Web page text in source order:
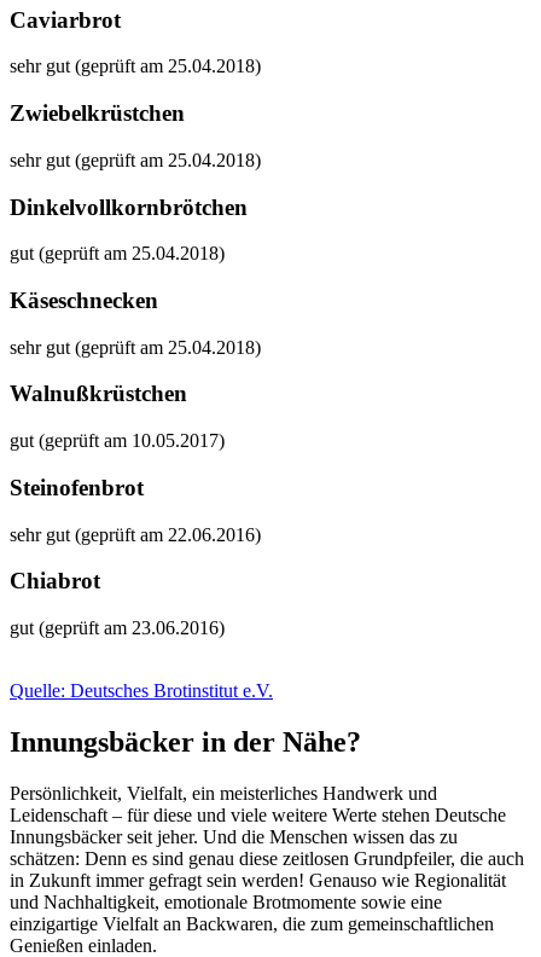
Caviarbrot
sehr gut (geprüft am 25.04.2018)
Zwiebelkrüstchen
sehr gut (geprüft am 25.04.2018)
Dinkelvollkornbrötchen
gut (geprüft am 25.04.2018)
Käseschnecken
sehr gut (geprüft am 25.04.2018)
Walnußkrüstchen
gut (geprüft am 10.05.2017)
Steinofenbrot
sehr gut (geprüft am 22.06.2016)
Chiabrot
gut (geprüft am 23.06.2016)
Quelle: Deutsches Brotinstitut e.V.
Innungsbäcker in der Nähe?
Persönlichkeit, Vielfalt, ein meisterliches Handwerk und
Leidenschaft – für diese und viele weitere Werte stehen Deutsche
Innungsbäcker seit jeher. Und die Menschen wissen das zu
schätzen: Denn es sind genau diese zeitlosen Grundpfeiler, die auch
in Zukunft immer gefragt sein werden! Genauso wie Regionalität
und Nachhaltigkeit, emotionale Brotmomente sowie eine
einzigartige Vielfalt an Backwaren, die zum gemeinschaftlichen
Genießen einladen.